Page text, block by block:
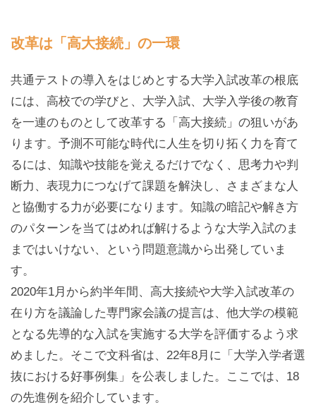
改革は「高大接続」の一環
共通テストの導入をはじめとする大学入試改革の根底
には、高校での学びと、大学入試、大学入学後の教育
を一連のものとして改革する「高大接続」の狙いがあ
ります。予測不可能な時代に人生を切り拓く力を育て
るには、知識や技能を覚えるだけでなく、思考力や判
断力、表現力につなげて課題を解決し、さまざまな人
と協働する力が必要になります。知識の暗記や解き方
のパターンを当てはめれば解けるような大学入試のま
まではいけない、という問題意識から出発していま
す。
2020年1月から約半年間、高大接続や大学入試改革の
在り方を議論した専門家会議の提言は、他大学の模範
となる先導的な入試を実施する大学を評価するよう求
めました。そこで文科省は、22年8月に「大学入学者選
抜における好事例集」を公表しました。ここでは、18
の先進例を紹介しています。